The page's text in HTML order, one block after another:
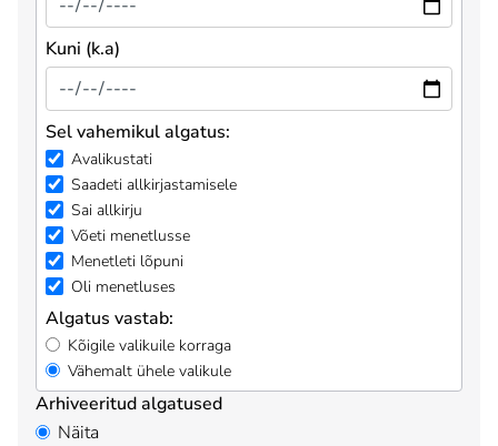
Kuni (k.a)
Sel vahemikul algatus:
Avalikustati
Saadeti allkirjastamisele
Sai allkirju
Võeti menetlusse
Menetleti lõpuni
Oli menetluses
Algatus vastab:
Kõigile valikuile korraga
Vähemalt ühele valikule
Arhiveeritud algatused
Näita